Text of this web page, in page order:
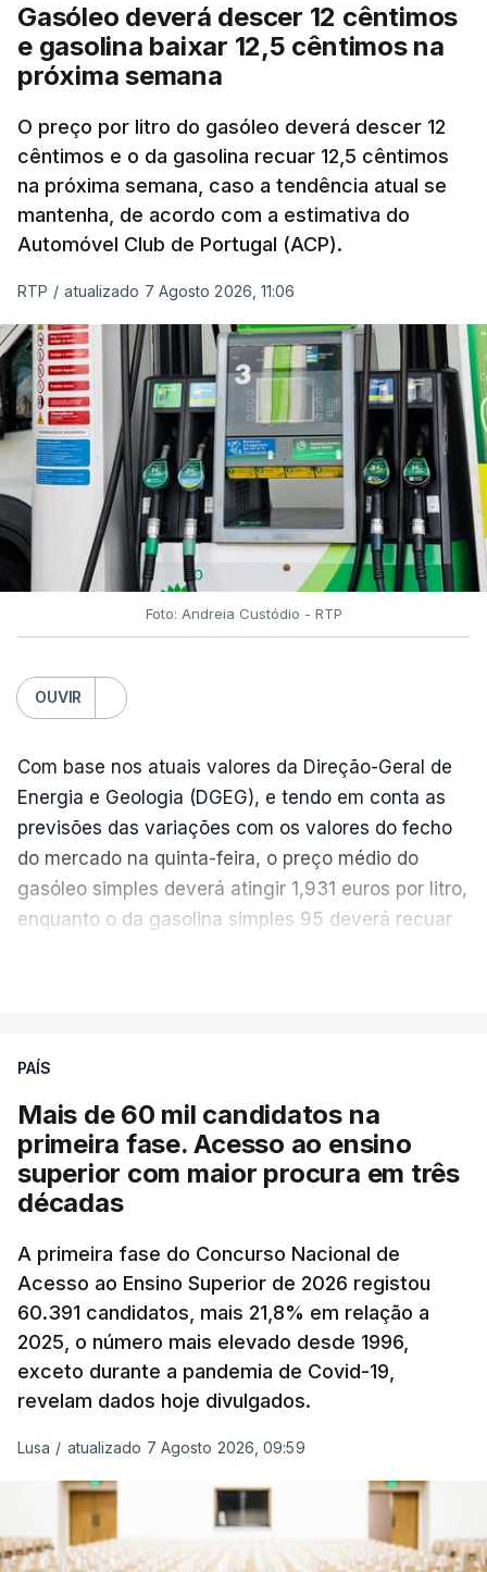
Gasóleo deverá descer 12 cêntimos
e gasolina baixar 12,5 cêntimos na
próxima semana
O preço por litro do gasóleo deverá descer 12
cêntimos e o da gasolina recuar 12,5 cêntimos
na próxima semana, caso a tendência atual se
mantenha, de acordo com a estimativa do
Automóvel Club de Portugal (ACP).
RTP / atualizado 7 Agosto 2026, 11:06
Foto: Andreia Custódio - RTP
OUVIR
Com base nos atuais valores da Direção-Geral de
Energia e Geologia (DGEG), e tendo em conta as
previsões das variações com os valores do fecho
do mercado na quinta-feira, o preço médio do
gasóleo simples deverá atingir 1,931 euros por litro,
enquanto o da gasolina simples 95 deverá recuar
evolução das cotações internacionais do petróleo,
posto de abastecimento, a marca e a localização.
A atualização do desconto do Imposto sobre os
Produtos Petrolíferos (ISP) também poderá
O Governo comprometeu-se a aplicar uma redução
extraordinária e temporária no ISP, sempre que se
verifique um aumento do preço dos combustíveis
superior a 10 cêntimos, para mitigar a escalada de
preços.
Depois de uma subida inicial devido à guerra no
Irão, à tensão geopolítica no Médio Oriente e ao
fecho do estreito de Ormuz, os preços dos
combustíveis desceram durante o cessar-fogo
PAÍS
Mais de 60 mil candidatos na
primeira fase. Acesso ao ensino
superior com maior procura em três
décadas
A primeira fase do Concurso Nacional de
Acesso ao Ensino Superior de 2026 registou
60.391 candidatos, mais 21,8% em relação a
2025, o número mais elevado desde 1996,
exceto durante a pandemia de Covid-19,
revelam dados hoje divulgados.
Lusa / atualizado 7 Agosto 2026, 09:59